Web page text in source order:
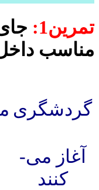
تمرین1:
مناسب
گردشگری
آغاز می­
کنند